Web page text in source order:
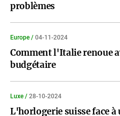
problèmes
Europe / 04-11-2024
Comment l'Italie renoue
budgétaire
Luxe / 28-10-2024
L'horlogerie suisse face à